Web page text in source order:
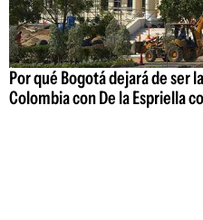
Por qué Bogotá dejará de ser
Colombia con De la Espriella